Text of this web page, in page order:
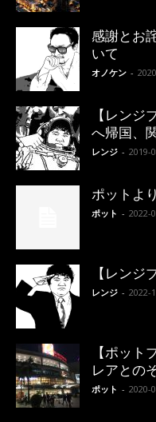
感謝とお
いて
オノケン -
【レンジ
へ帰国、
レンジ - 2019-
ポットよ
ポット - 2022-
【レンジ
レンジ - 2022-
【ポッ
レアとの
ポット - 2020-